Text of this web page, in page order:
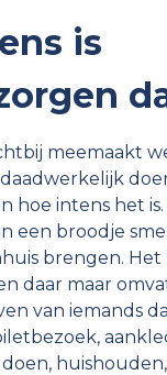
is
meemaakt
hoe intens het
een broodje
brengen.
daar maar
van iemands
huishouden,